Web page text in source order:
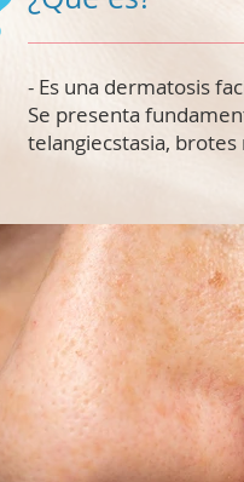
- Es una dermatosis
Se presenta
telangiecstasia,